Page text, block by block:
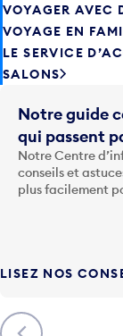
VOYAGER AVEC
VOYAGE EN
LE SERVICE
SALONS
Précédent
Notre guide
qui passent
Notre Centre
conseils et
plus facilement
LISEZ NOS